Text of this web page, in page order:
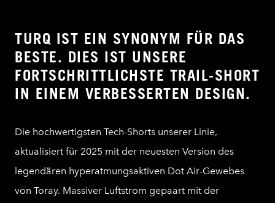
TURQ IST EIN SYNONYM FÜR DAS
BESTE. DIES IST UNSERE
FORTSCHRITTLICHSTE TRAIL-SHORT
IN EINEM VERBESSERTEN DESIGN.
Die hochwertigsten Tech-Shorts unserer Linie,
aktualisiert für 2025 mit der neuesten Version des
legendären hyperatmungsaktiven Dot Air-Gewebes
von Toray. Massiver Luftstrom gepaart mit der